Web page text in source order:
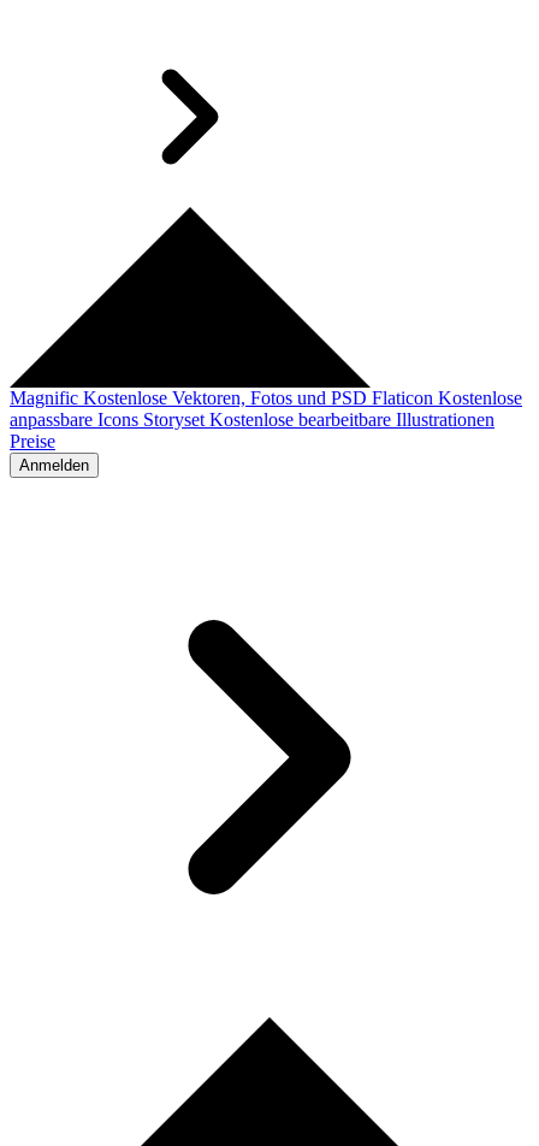
Magnific Kostenlose Vektoren, Fotos und PSD Flaticon Kostenlose
anpassbare Icons Storyset Kostenlose bearbeitbare Illustrationen
Preise
Anmelden